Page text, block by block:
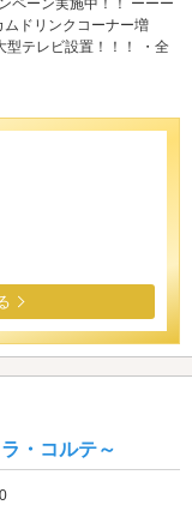
ペーン実施中！！ ーーー
ドリンクコーナー増
型テレビ設置！！！ ・全
ラ・コルテ～
のうち4.5